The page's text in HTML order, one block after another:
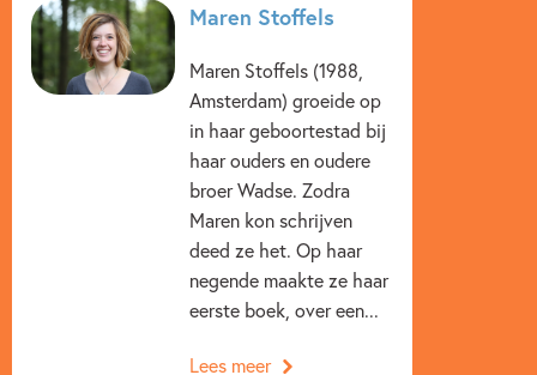
Maren Stoffels
Maren Stoffels (1988,
Amsterdam) groeide op
in haar geboortestad bij
haar ouders en oudere
broer Wadse. Zodra
Maren kon schrijven
deed ze het. Op haar
negende maakte ze haar
eerste boek, over een...
Lees meer